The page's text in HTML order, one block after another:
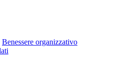
Benessere organizzativo